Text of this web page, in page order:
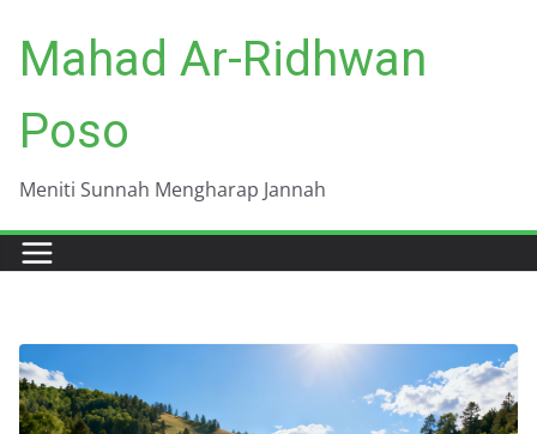
content
Mahad Ar-Ridhwan
Poso
Meniti Sunnah Mengharap Jannah